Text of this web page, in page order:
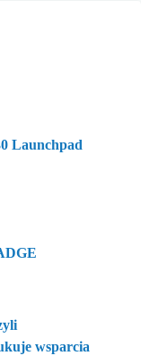
Launchpad
wsparcia